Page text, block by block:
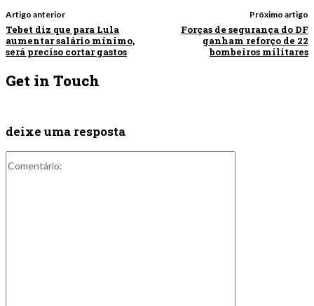
Artigo anterior
Tebet diz que para Lula
aumentar salário mínimo,
será preciso cortar gastos
Próximo artigo
Forças de segurança do DF
ganham reforço de 22
bombeiros militares
Get in Touch
deixe uma resposta